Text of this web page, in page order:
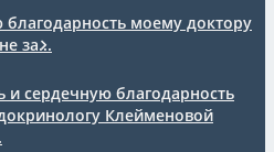
моему доктору
за...
сердечную благодарность
Клейменовой